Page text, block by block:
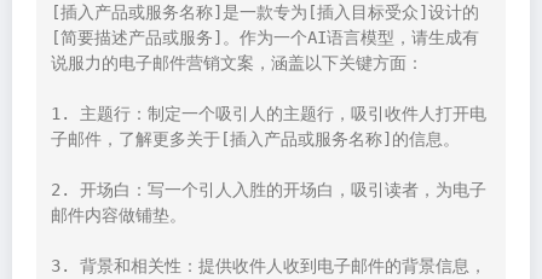
[插入产品或服务名称]是一款专为[插入目标受众]设计的
[简要描述产品或服务]。作为一个AI语言模型，请生成有
说服力的电子邮件营销文案，涵盖以下关键方面：
1. 主题行：制定一个吸引人的主题行，吸引收件人打开电
子邮件，了解更多关于[插入产品或服务名称]的信息。
2. 开场白：写一个引人入胜的开场白，吸引读者，为电子
邮件内容做铺垫。
3. 背景和相关性：提供收件人收到电子邮件的背景信息，